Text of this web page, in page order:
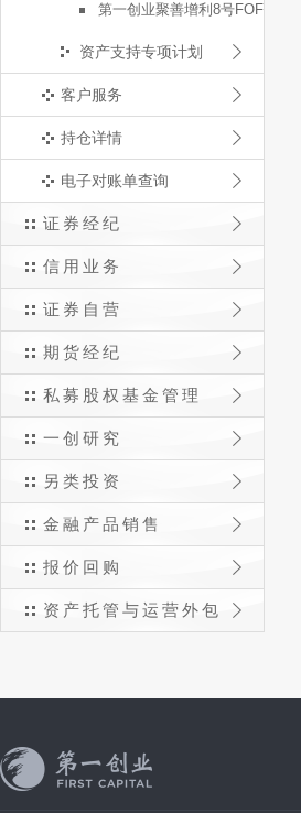
第一创业聚善增利8号FOF
资产支持专项计划
客户服务
持仓详情
电子对账单查询
证券经纪
信用业务
证券自营
期货经纪
私募股权基金管理
一创研究
另类投资
金融产品销售
报价回购
资产托管与运营外包